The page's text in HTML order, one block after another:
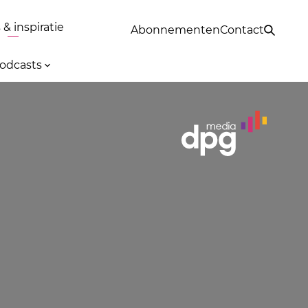
& inspiratie AbonnementenContact